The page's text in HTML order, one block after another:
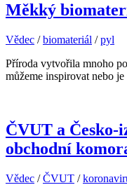
Měkký
Vědec /biomateriál /pyl
Příroda vytvořila mnoho
můžeme inspirovat nebo
ČVUT a Česko-
obchodní
Vědec /ČVUT /